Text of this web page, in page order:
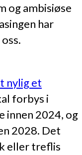
og ambisiøse
har
nylig et
forbys i
innen 2024, og
2028. Det
eller treflis